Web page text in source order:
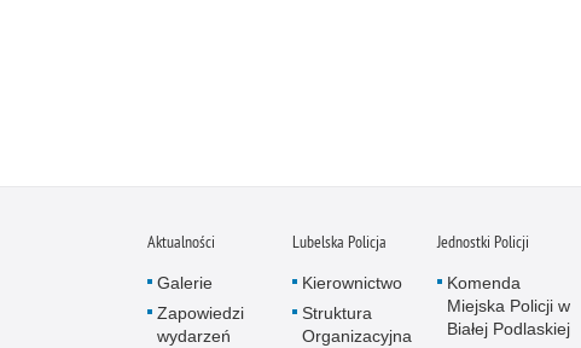
Aktualności
Galerie
Zapowiedzi
wydarzeń
Lubelska Policja
Kierownictwo
Struktura
Organizacyjna
Jednostki Policji
Komenda
Miejska Policji w
Białej Podlaskiej